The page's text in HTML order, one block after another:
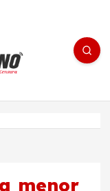
noticias/editorial
menor